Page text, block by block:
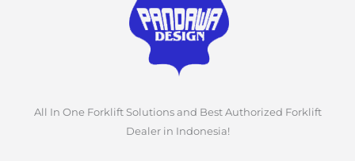
All In One Forklift Solutions and Best Authorized Forklift
Dealer in Indonesia!